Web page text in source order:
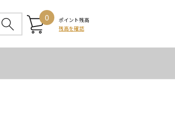
0
ポイント残高
残高を確認